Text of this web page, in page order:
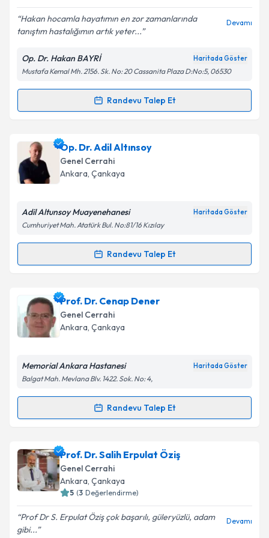
Kişisel verilerimin işlenmesine ilişkin
Aydınlatma
Metni'ni okudum ve kişisel verilerimin belirtilen
kapsamda işlenmesini kabul ediyorum.
Hakan hocamla hayatımın en zor zamanlarında
tanıştım hastalığımın artık yeter...
Devamı
Op. Dr. Hakan BAYRİ Haritada Göster
Mustafa Kemal Mh. 2156. Sk. No: 20 Cassanita Plaza D:No:5, 06530
Randevu Talep Et
Randevu Takvimi Talebi
Op. Dr. Hakan Bayriiçin randevu takvimi talebi
oluşturun. Size bu uzmandan randevu almanız için bir
takvim hazırlandığında e-posta ile bilgilendireceğiz.
Kişisel verilerimin işlenmesine ilişkin
Metni'ni okudum ve kişisel verilerimin belirtilen
Takvim Talebini Gönder
Op. Dr. Adil Altınsoy
Genel Cerrahi
Ankara, Çankaya
Adil Altunsoy Muayenehanesi Haritada Göster
Cumhuriyet Mah. Atatürk Bul. No:81/16 Kızılay
Randevu Talep Et
Randevu Takvimi Talebi
Op. Dr. Adil Altınsoyiçin randevu takvimi talebi
oluşturun. Size bu uzmandan randevu almanız için bir
takvim hazırlandığında e-posta ile bilgilendireceğiz.
Kişisel verilerimin işlenmesine ilişkin
Metni'ni okudum ve kişisel verilerimin belirtilen
Takvim Talebini Gönder
Prof. Dr. Cenap Dener
Genel Cerrahi
Ankara, Çankaya
Memorial Ankara Hastanesi Haritada Göster
Balgat Mah. Mevlana Blv. 1422. Sok. No: 4,
Randevu Talep Et
Randevu Takvimi Talebi
Prof. Dr. Cenap Deneriçin randevu takvimi talebi
oluşturun. Size bu uzmandan randevu almanız için bir
takvim hazırlandığında e-posta ile bilgilendireceğiz.
Prof. Dr. Salih Erpulat Öziş
Genel Cerrahi
Ankara, Çankaya
5 (3 Değerlendirme)
Prof Dr S. Erpulat Öziş çok başarılı, güleryüzlü, adam
gibi...
Devamı